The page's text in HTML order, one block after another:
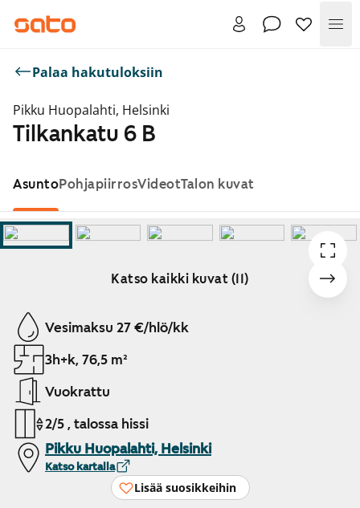
Palaa hakutuloksiin
Pikku Huopalahti, Helsinki
Tilkankatu 6 B
AsuntoPohjapiirrosVideotTalon kuvat
Katso kaikki kuvat (11)
Näytetään dia 1 / 11
Vesimaksu 27 €/hlö/kk
3h+k, 76,5 m²
Vuokrattu
2/5 , talossa hissi
Pikku Huopalahti, Helsinki
Katso kartalla
Lisää suosikkeihin